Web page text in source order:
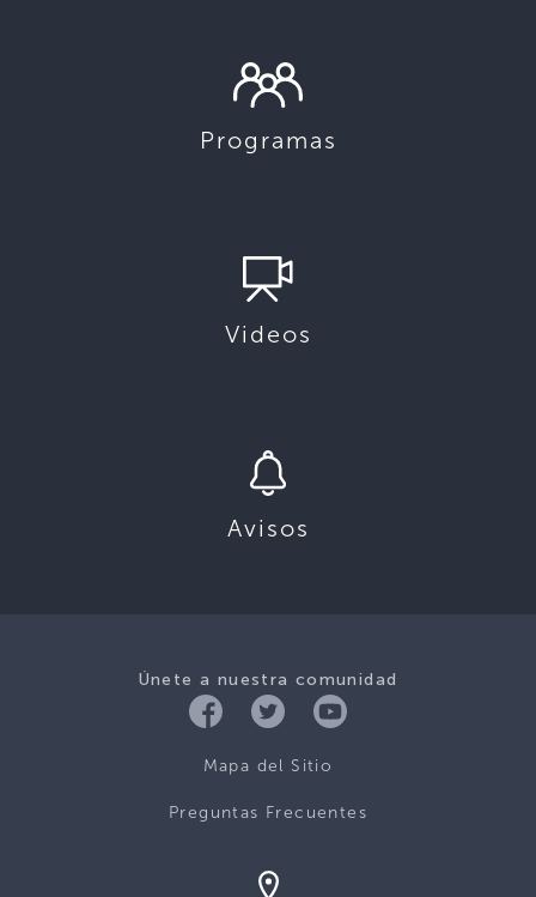
Programas
Videos
Avisos
Únete a nuestra comunidad
Mapa del Sitio
Preguntas Frecuentes